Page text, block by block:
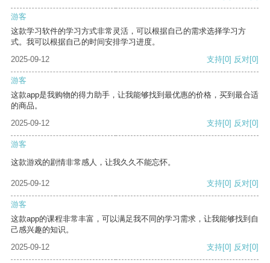
游客
这款学习软件的学习方式非常灵活，可以根据自己的需求选择学习方
式。我可以根据自己的时间安排学习进度。
2025-09-12
支持[0] 反对[0]
游客
这款app是我购物的得力助手，让我能够找到最优惠的价格，买到最合适
的商品。
2025-09-12
支持[0] 反对[0]
游客
这款游戏的剧情非常感人，让我久久不能忘怀。
2025-09-12 支持[0] 反对[0]
游客
这款app的课程非常丰富，可以满足我不同的学习需求，让我能够找到自
己感兴趣的知识。
2025-09-12
支持[0] 反对[0]